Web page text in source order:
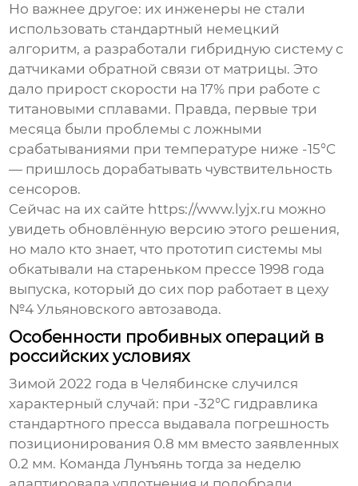
Но важнее другое: их инженеры не стали
использовать стандартный немецкий
алгоритм, а разработали гибридную систему с
датчиками обратной связи от матрицы. Это
дало прирост скорости на 17% при работе с
титановыми сплавами. Правда, первые три
месяца были проблемы с ложными
срабатываниями при температуре ниже -15°C
— пришлось дорабатывать чувствительность
сенсоров.
Сейчас на их сайте https://www.lyjx.ru можно
увидеть обновлённую версию этого решения,
но мало кто знает, что прототип системы мы
обкатывали на стареньком прессе 1998 года
выпуска, который до сих пор работает в цеху
№4 Ульяновского автозавода.
Особенности пробивных операций в
российских условиях
Зимой 2022 года в Челябинске случился
характерный случай: при -32°C гидравлика
стандартного пресса выдавала погрешность
позиционирования 0.8 мм вместо заявленных
0.2 мм. Команда Лунъянь тогда за неделю